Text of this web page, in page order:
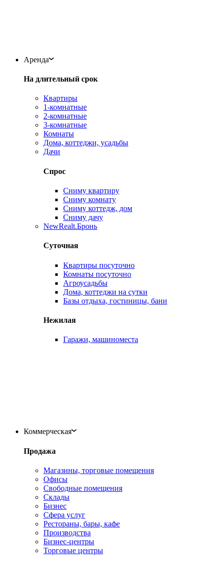
Аренда
На длительный срок
Квартиры
1-комнатные
2-комнатные
3-комнатные
Комнаты
Дома, коттеджи, усадьбы
Дачи
Спрос
Сниму квартиру
Сниму комнату
Сниму коттедж, дом
Сниму дачу
NewRealt.Бронь
Суточная
Квартиры посуточно
Комнаты посуточно
Агроусадьбы
Дома, коттеджи на сутки
Базы отдыха, гостиницы, бани
Нежилая
Гаражи, машиноместа
Коммерческая
Продажа
Магазины, торговые помещения
Офисы
Свободные помещения
Склады
Бизнес
Сфера услуг
Рестораны, бары, кафе
Производства
Бизнес-центры
Торговые центры